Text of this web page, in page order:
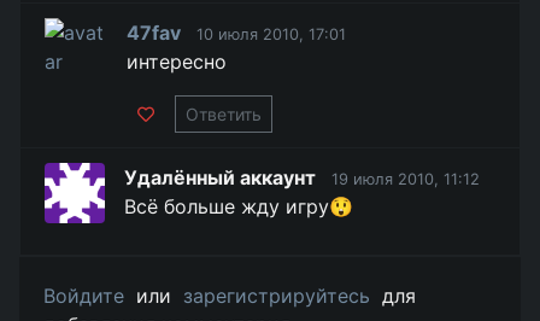
47fav 10 июля 2010, 17:01
интересно
Ответить
Удалённый аккаунт 19 июля 2010, 11:12
Всё больше жду игру😲
Войдите или зарегистрируйтесь для